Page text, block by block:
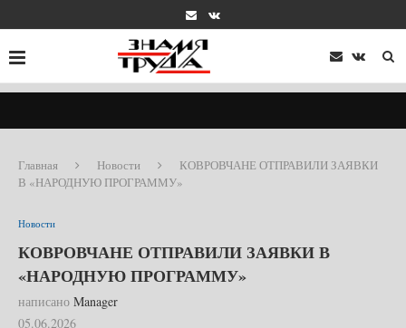
Главная Новости
КОВРОВЧАНЕ ОТПРАВИЛИ ЗАЯВКИ
В «НАРОДНУЮ ПРОГРАММУ»
Новости
КОВРОВЧАНЕ ОТПРАВИЛИ ЗАЯВКИ В
«НАРОДНУЮ ПРОГРАММУ»
написано Manager
05.06.2026